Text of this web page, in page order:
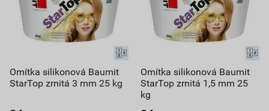
Omítka silikonová Baumit
StarTop zrnitá 3 mm 25 kg
Omítka silikonová Baumit
StarTop zrnitá 1,5 mm 25
kg